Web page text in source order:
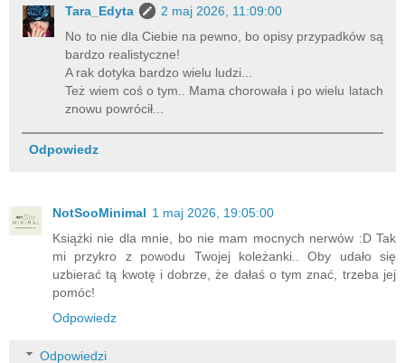
Tara_Edyta
2 maj 2026, 11:09:00
No to nie dla Ciebie na pewno, bo opisy przypadków są
bardzo realistyczne!
A rak dotyka bardzo wielu ludzi...
Też wiem coś o tym.. Mama chorowała i po wielu latach
znowu powrócił...
Odpowiedz
NotSooMinimal 1 maj 2026, 19:05:00
Książki nie dla mnie, bo nie mam mocnych nerwów :D Tak
mi przykro z powodu Twojej koleżanki.. Oby udało się
uzbierać tą kwotę i dobrze, że dałaś o tym znać, trzeba jej
pomóc!
Odpowiedz
Odpowiedzi